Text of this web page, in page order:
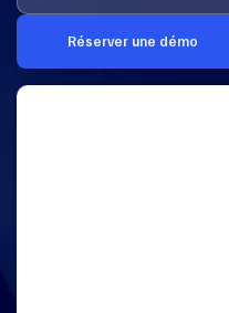
Réserver une démo